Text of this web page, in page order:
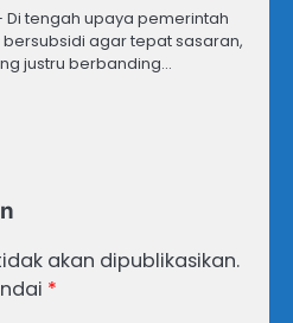
Di tengah upaya pemerintah
agar tepat sasaran,
justru berbanding…
akan dipublikasikan.
*